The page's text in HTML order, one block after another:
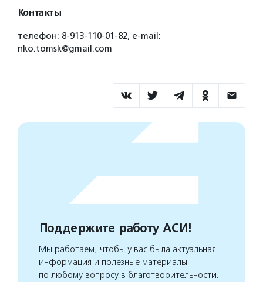
Контакты
телефон: 8-913-110-01-82, e-mail:
nko.tomsk@gmail.com
Поддержите работу АСИ!
Мы работаем, чтобы у вас была актуальная
информация и полезные материалы
по любому вопросу в благотворительности.